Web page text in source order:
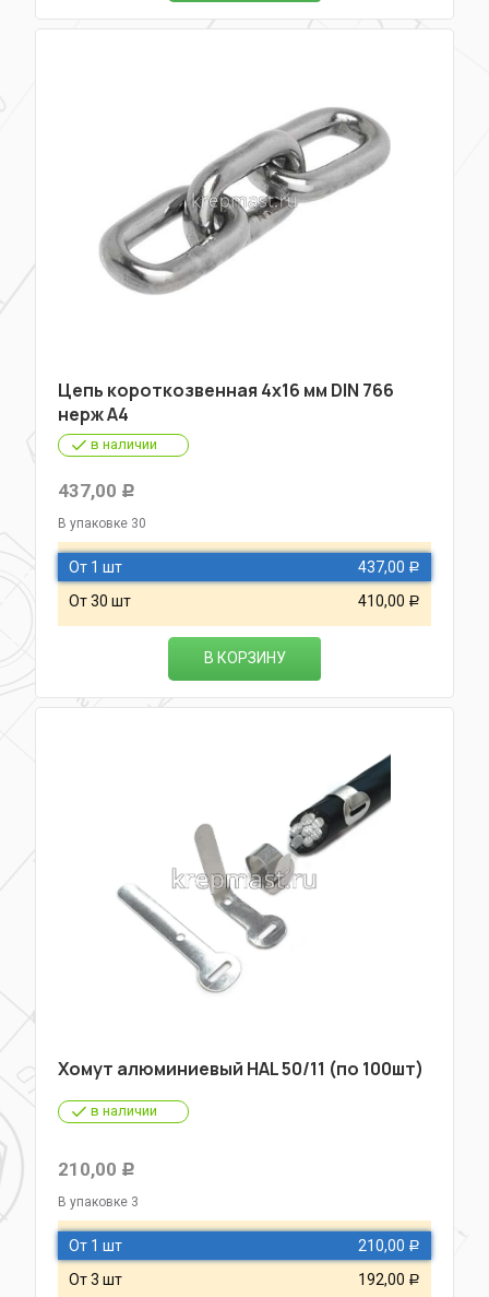
Цепь короткозвенная 4х16 мм DIN 766
нерж А4
в наличии
437,00 Р
В упаковке 30
От 1 шт 437,00 Р
От 30 шт 410,00 Р
В КОРЗИНУ
Хомут алюминиевый HAL 50/11 (по 100шт)
в наличии
210,00 Р
В упаковке 3
От 1 шт 210,00 Р
От 3 шт 192,00 Р